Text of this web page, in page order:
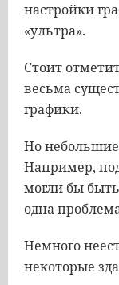
настройки
«ультра».
Стоит
весьма
графики.
Но небольшие
Например,
могли бы
одна
Немного
некоторые